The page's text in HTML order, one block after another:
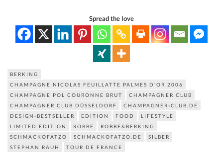
Spread the love
BERKING
CHAMPAGNE NICOLAS FEUILLATTE PALMES D'OR 2006
CHAMPAGNE POL COURONNE BRUT
CHAMPAGNER CLUB
CHAMPAGNER CLUB DÜSSELDORF
CHAMPAGNER-CLUB.DE
DESIGN-BESTSELLER
EDITION FOOD
LIFESTYLE
LIMITED EDITION
ROBBE
ROBBE&BERKING
SCHMACKOFATZO
SCHMACKOFATZO.DE
SILBER
STEPHAN RAUH
TOUR DE FRANCE